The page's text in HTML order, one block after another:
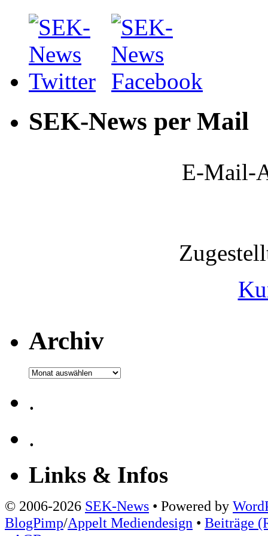
SEK-News per Mail
E-Mail-
Archiv
Archiv
.
.
Links & Infos
© 2006-2026 SEK-News • Powered by
BlogPimp/Appelt Mediendesign • Beiträge